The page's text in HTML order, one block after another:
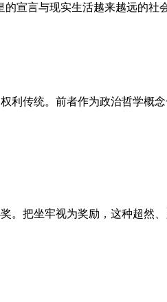
宣言与现实生活越来越远的
利传统。前者作为政治哲学
。把坐牢视为奖励，这种超然